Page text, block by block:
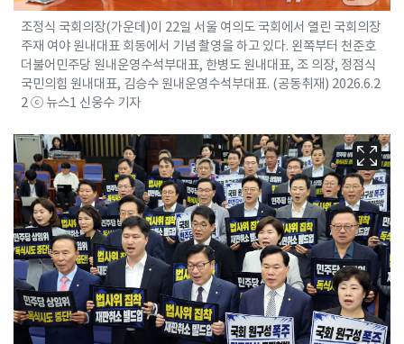
조정식 국회의장(가운데)이 22일 서울 여의도 국회에서 열린 국회의장
주재 여야 원내대표 회동에서 기념 촬영을 하고 있다. 왼쪽부터 천준호
더불어민주당 원내운영수석부대표, 한병도 원내대표, 조 의장, 정점식
국민의힘 원내대표, 김승수 원내운영수석부대표. (공동취재) 2026.6.2
2 ⓒ 뉴스1 신웅수 기자